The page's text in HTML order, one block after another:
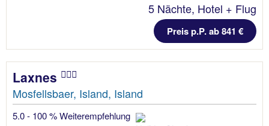
5 Nächte, Hotel + Flug
Preis p.P. ab 841 €
Laxnes
Mosfellsbaer, Island, Island
5.0 - 100 % Weiterempfehlung